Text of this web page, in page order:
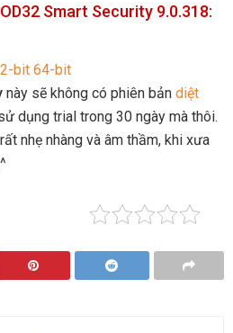
Smart Security 9.0.318:
bit 64-bit
này sẽ không có phiên bản diệt
dụng trial trong 30 ngày mà thôi.
nhẹ nhàng và âm thầm, khi xưa